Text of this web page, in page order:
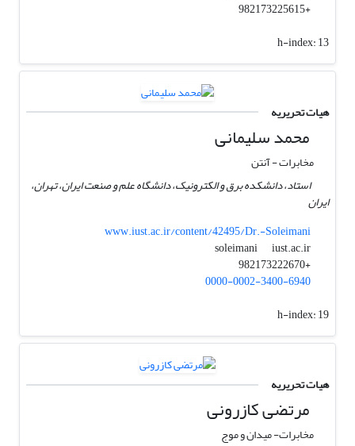
+982173225615
h-index:13
هیات تحریریه
محمد سلیمانی
مخابرات - آنتن
استاد، دانشکده برق و الکترونیک، دانشگاه علم و صنعت ایران، تهران،
ایران
www.iust.ac.ir/content/42495/Dr.-Soleimani
soleimani
iust.ac.ir
+982173222670
0000-0002-3400-6940
h-index:19
هیات تحریریه
مرتضی کازرونی
مخابرات- میدان و موج